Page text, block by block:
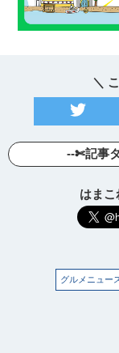
＼
--✄記事
はま
グルメニュー